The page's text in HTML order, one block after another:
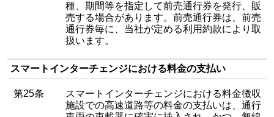
種、期間等を指定して前売通行券を発行、販
売する場合があります。前売通行券は、前売
通行券毎に、当社が定める利用約款により取
扱います。
スマートインターチェンジにおける料金の支払い
第25条
スマートインターチェンジにおける料金徴収
施設での高速道路等の料金の支払いは、通行